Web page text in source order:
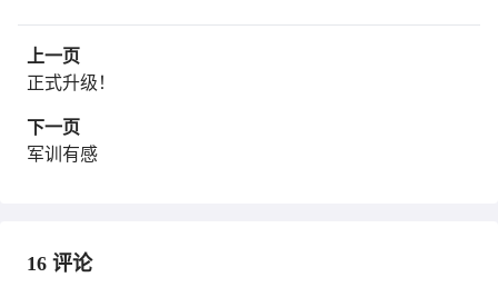
上一页
正式升级！
下一页
军训有感
16 评论